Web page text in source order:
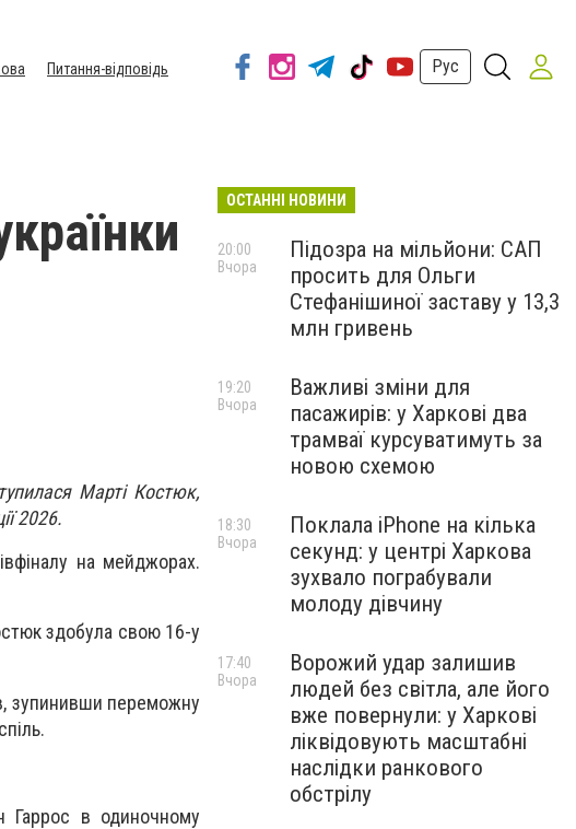
Питання-відповідь
Рус
Марті Костюк,
2026.
на мейджорах.
здобула свою 16-у
зупинивши переможну
Гаррос в одиночному
ОСТАННІ НОВИНИ
Підозра на мільйони: САП
просить для Ольги
Стефанішиної заставу у 13,3
млн гривень
20:00
Вчора
Важливі зміни для
пасажирів: у Харкові два
трамваї курсуватимуть за
новою схемою
19:20
Вчора
Поклала iPhone на кілька
секунд: у центрі Харкова
зухвало пограбували
молоду дівчину
18:30
Вчора
Ворожий удар залишив
людей без світла, але його
вже повернули: у Харкові
ліквідовують масштабні
наслідки ранкового
обстрілу
17:40
Вчора